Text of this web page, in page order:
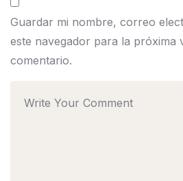
Guardar mi nombre, correo
este navegador para la próxima
comentario.